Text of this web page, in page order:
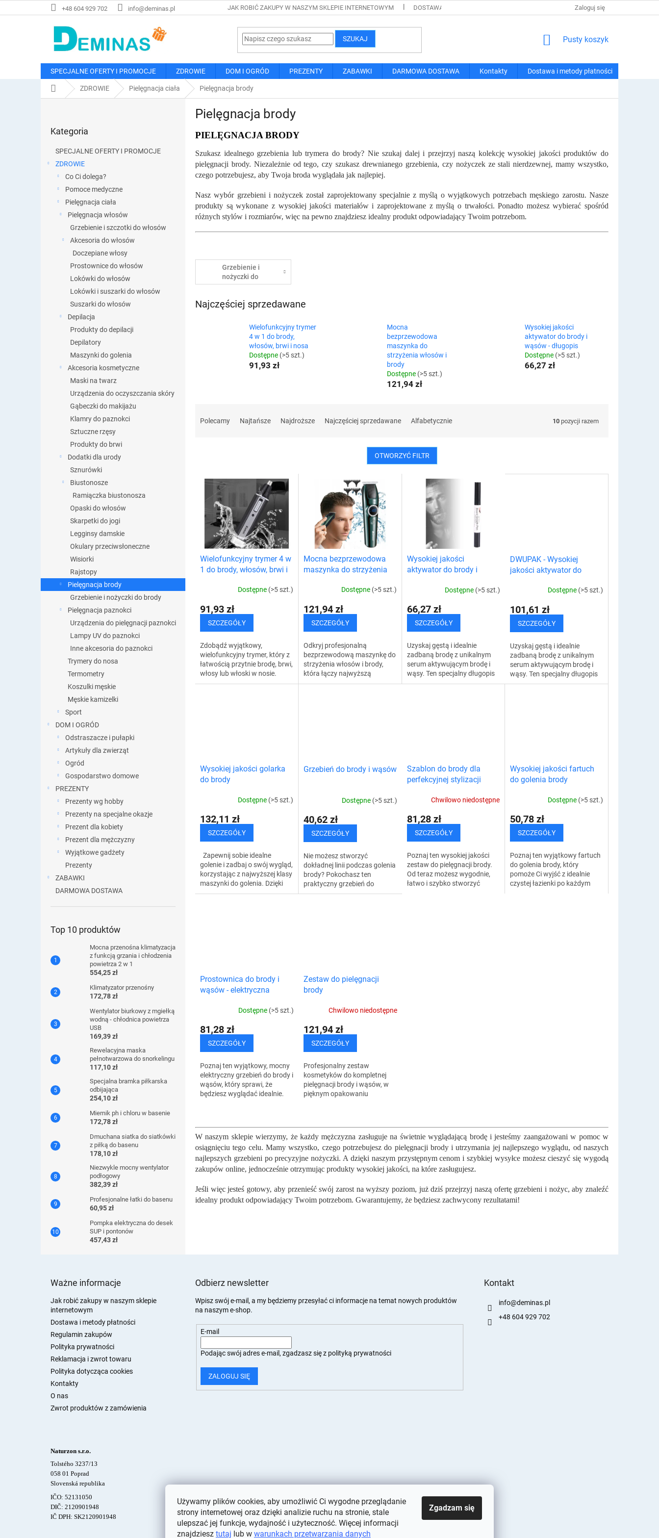
Używamy plików cookies, aby umożliwić Ci wygodne przeglądanie
strony internetowej oraz dzięki analizie ruchu na stronie, stale
ulepszać jej funkcje, wydajność i użyteczność. Więcej informacji
znajdziesz tutaj lub w warunkach przetwarzania danych
Zgadzam się
do
+48 604 929 702 info@deminas.pl JAK ROBIĆ ZAKUPY W NASZYM SKLEPIE INTERNETOWYM DOSTAWA I METODY PŁATNOŚCI REGULAMIN ZAKUPÓW
Zaloguj się
SZUKAJ KOSZYK
Pusty koszyk
SPECJALNE OFERTY I PROMOCJE ZDROWIE DOM I OGRÓD PREZENTY ZABAWKI DARMOWA DOSTAWA Kontakty Dostawa i metody płatności
Home ZDROWIE Pielęgnacja ciała Pielęgnacja brody
kategorie
Kategoria
SPECJALNE OFERTY I PROMOCJE
ZDROWIE
Co Ci dolega?
Pomoce medyczne
Pielęgnacja ciała
Pielęgnacja włosów
Grzebienie i szczotki do włosów
Akcesoria do włosów
Doczepiane włosy
Prostownice do włosów
Lokówki do włosów
Lokówki i suszarki do włosów
Suszarki do włosów
Depilacja
Produkty do depilacji
Depilatory
Maszynki do golenia
Akcesoria kosmetyczne
Maski na twarz
Urządzenia do oczyszczania skóry
Gąbeczki do makijażu
Klamry do paznokci
Sztuczne rzęsy
Produkty do brwi
Dodatki dla urody
Sznurówki
Biustonosze
Ramiączka biustonosza
Opaski do włosów
Skarpetki do jogi
Legginsy damskie
Okulary przeciwsłoneczne
Wisiorki
Rajstopy
Pielęgnacja brody
Grzebienie i nożyczki do brody
Pielęgnacja paznokci
Urządzenia do pielęgnacji paznokci
Lampy UV do paznokci
Inne akcesoria do paznokci
Trymery do nosa
Termometry
Koszulki męskie
Męskie kamizelki
Sport
DOM I OGRÓD
Odstraszacze i pułapki
Artykuły dla zwierząt
Ogród
Gospodarstwo domowe
PREZENTY
Prezenty wg hobby
Prezenty na specjalne okazje
Prezent dla kobiety
Prezent dla mężczyzny
Wyjątkowe gadżety
Prezenty
ZABAWKI
DARMOWA DOSTAWA
Top 10 produktów
Mocna przenośna klimatyzacja
z funkcją grzania i chłodzenia
powietrza 2 w 1
554,25 zł
Klimatyzator przenośny
172,78 zł
Wentylator biurkowy z mgiełką
wodną - chłodnica powietrza
USB
169,39 zł
Rewelacyjna maska ​​
pełnotwarzowa do snorkelingu
117,10 zł
Specjalna bramka piłkarska
odbijająca
254,10 zł
Miernik ph i chloru w basenie
172,78 zł
Dmuchana siatka do siatkówki
z piłką do basenu
178,10 zł
Niezwykle mocny wentylator
podłogowy
382,39 zł
Profesjonalne łatki do basenu
60,95 zł
Pompka elektryczna do desek
SUP i pontonów
457,43 zł
Pielęgnacja brody
PIELĘGNACJA BRODY
Szukasz idealnego grzebienia lub trymera do brody? Nie szukaj dalej i przejrzyj naszą kolekcję wysokiej jakości produktów do
pielęgnacji brody. Niezależnie od tego, czy szukasz drewnianego grzebienia, czy nożyczek ze stali nierdzewnej, mamy wszystko,
czego potrzebujesz, aby Twoja broda wyglądała jak najlepiej.
Nasz wybór grzebieni i nożyczek został zaprojektowany specjalnie z myślą o wyjątkowych potrzebach męskiego zarostu. Nasze
produkty są wykonane z wysokiej jakości materiałów i zaprojektowane z myślą o trwałości. Ponadto możesz wybierać spośród
różnych stylów i rozmiarów, więc na pewno znajdziesz idealny produkt odpowiadający Twoim potrzebom.
Grzebienie i
nożyczki do
brody
Najczęściej sprzedawane
Wielofunkcyjny trymer
4 w 1 do brody,
włosów, brwi i nosa
Dostępne (>5 szt.)
91,93 zł
Mocna
bezprzewodowa
maszynka do
strzyżenia włosów i
brody
Dostępne (>5 szt.)
121,94 zł
Wysokiej jakości
aktywator do brody i
wąsów - długopis
Dostępne (>5 szt.)
66,27 zł
w
Polecamy Najtańsze Najdroższe Najczęściej sprzedawane Alfabetycznie 10 pozycji razem
OTWORZYĆ FILTR
Wielofunkcyjny trymer 4 w
1 do brody, włosów, brwi i
Dostępne (>5 szt.)
91,93 zł
SZCZEGÓŁY
Zdobądź wyjątkowy,
wielofunkcyjny trymer, który z
łatwością przytnie brodę, brwi,
włosy lub włoski w nosie.
Posiada aż cztery różne
Mocna bezprzewodowa
maszynka do strzyżenia
Dostępne (>5 szt.)
121,94 zł
SZCZEGÓŁY
Odkryj profesjonalną
bezprzewodową maszynkę do
strzyżenia włosów i brody,
która łączy najwyższą
wydajność z nowoczesnym
Wysokiej jakości
aktywator do brody i
Dostępne (>5 szt.)
66,27 zł
SZCZEGÓŁY
Uzyskaj gęstą i idealnie
zadbaną brodę z unikalnym
serum aktywującym brodę i
wąsy. Ten specjalny długopis
to rozwiązanie, które
DWUPAK - Wysokiej
jakości aktywator do
Dostępne (>5 szt.)
101,61 zł
SZCZEGÓŁY
Uzyskaj gęstą i idealnie
zadbaną brodę z unikalnym
serum aktywującym brodę i
wąsy. Ten specjalny długopis
to rozwiązanie, które
Wysokiej jakości golarka
do brody
Dostępne (>5 szt.)
132,11 zł
SZCZEGÓŁY
Zapewnij sobie idealne
golenie i zadbaj o swój wygląd,
korzystając z najwyższej klasy
maszynki do golenia. Dzięki
precyzyjnym ruchomym
Grzebień do brody i wąsów
Dostępne (>5 szt.)
40,62 zł
SZCZEGÓŁY
Nie możesz stworzyć
dokładnej linii podczas golenia
brody? Pokochasz ten
praktyczny grzebień do
stylizacji brody! Dzięki niemu
Szablon do brody dla
perfekcyjnej stylizacji
Chwilowo niedostępne
81,28 zł
SZCZEGÓŁY
Poznaj ten wysokiej jakości
zestaw do pielęgnacji brody.
Od teraz możesz wygodnie,
łatwo i szybko stworzyć
Wysokiej jakości fartuch
do golenia brody
Dostępne (>5 szt.)
50,78 zł
SZCZEGÓŁY
Poznaj ten wyjątkowy fartuch
do golenia brody, który
pomoże Ci wyjść z idealnie
czystej łazienki po każdym
Prostownica do brody i
wąsów - elektryczna
Dostępne (>5 szt.)
81,28 zł
SZCZEGÓŁY
Poznaj ten wyjątkowy, mocny
elektryczny grzebień do brody i
wąsów, który sprawi, że
będziesz wyglądać idealnie.
Zestaw do pielęgnacji
brody
Chwilowo niedostępne
121,94 zł
SZCZEGÓŁY
Profesjonalny zestaw
kosmetyków do kompletnej
pielęgnacji brody i wąsów, w
pięknym opakowaniu
o
n
t
o
l
i
l
W naszym sklepie wierzymy, że każdy mężczyzna zasługuje na świetnie wyglądającą brodę i jesteśmy zaangażowani w pomoc w
osiągnięciu tego celu. Mamy wszystko, czego potrzebujesz do pielęgnacji brody i utrzymania jej najlepszego wyglądu, od naszych
najlepszych grzebieni po precyzyjne nożyczki. A dzięki naszym przystępnym cenom i szybkiej wysyłce możesz cieszyć się wygodą
zakupów online, jednocześnie otrzymując produkty wysokiej jakości, na które zasługujesz.
Jeśli więc jesteś gotowy, aby przenieść swój zarost na wyższy poziom, już dziś przejrzyj naszą ofertę grzebieni i nożyc, aby znaleźć
idealny produkt odpowiadający Twoim potrzebom. Gwarantujemy, że będziesz zachwycony rezultatami!
Ważne informacje
Jak robić zakupy w naszym sklepie
internetowym
Dostawa i metody płatności
Regulamin zakupów
Polityka prywatności
Reklamacja i zwrot towaru
Polityka dotycząca cookies
Kontakty
O nas
Zwrot produktów z zamówienia
Odbierz newsletter
Wpisz swój e-mail, a my będziemy przesyłać ci informacje na temat nowych produktów
na naszym e-shop.
E-mail
Podając swój adres e-mail, zgadzasz się z polityką prywatności
ZALOGUJ SIĘ
Kontakt
info@deminas.pl
+48 604 929 702
Naturzon s.r.o.
Tolstého 3237/13
058 01 Poprad
Slovenská republika
IČO: 52131050
DIČ: 2120901948
IČ DPH: SK2120901948